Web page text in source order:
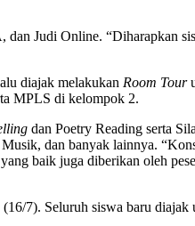
Judi Online. “Diharapkan
diajak melakukan Room Tour
MPLS di kelompok 2.
dan Poetry Reading serta
dan banyak lainnya.
baik juga diberikan oleh
7). Seluruh siswa baru